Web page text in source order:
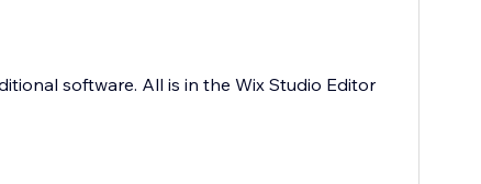
software. All is in the Wix Studio Editor